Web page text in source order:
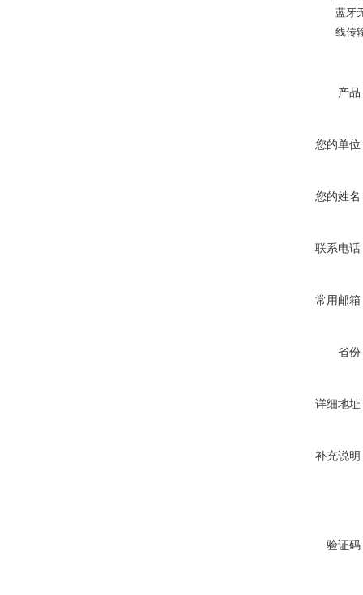
蓝牙
线传
产品
您的单位
您的姓名
联系电话
常用邮箱
省份
详细地址
补充说明
验证码